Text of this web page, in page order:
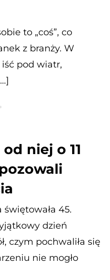
to „coś”, co
z branży. W
pod wiatr,
niej o 11
45.
dzień
czym pochwaliła się
nie mogło